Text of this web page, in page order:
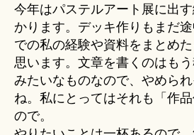
今年はパステルアート展に出
かります。デッキ作りもまだ
での私の経験や資料をまとめ
思います。文章を書くのはも
みたいなものなので、やめら
ね。私にとってはそれも「作
ので。